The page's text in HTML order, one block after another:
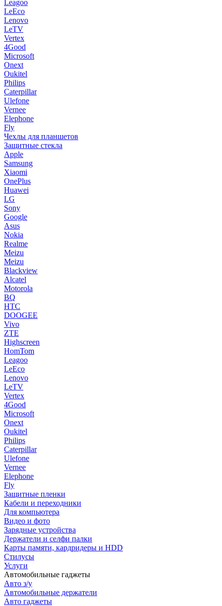
Leagoo
LeEco
Lenovo
LeTV
Vertex
4Good
Microsoft
Onext
Oukitel
Philips
Caterpillar
Ulefone
Vernee
Elephone
Fly
Чехлы для планшетов
Защитные стекла
Apple
Samsung
Xiaomi
OnePlus
Huawei
LG
Sony
Google
Asus
Nokia
Realme
Meizu
Meizu
Blackview
Alcatel
Motorola
BQ
HTC
DOOGEE
Vivo
ZTE
Highscreen
HomTom
Leagoo
LeEco
Lenovo
LeTV
Vertex
4Good
Microsoft
Onext
Oukitel
Philips
Caterpillar
Ulefone
Vernee
Elephone
Fly
Защитные пленки
Кабели и переходники
Для компьютера
Видео и фото
Зарядные устройства
Держатели и селфи палки
Карты памяти, кардридеры и HDD
Стилусы
Услуги
Автомобильные гаджеты
Авто з/у
Автомобильные держатели
Авто гаджеты